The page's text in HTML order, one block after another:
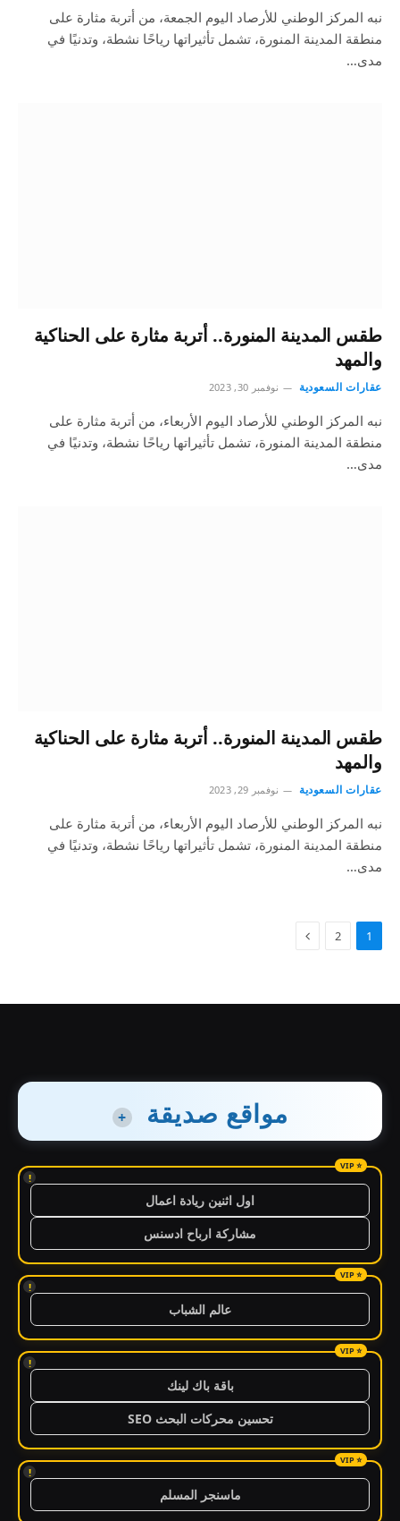
نبه المركز الوطني للأرصاد اليوم الجمعة، من أتربة مثارة على
منطقة المدينة المنورة، تشمل تأثيراتها رياحًا نشطة، وتدنيًا في
مدى…
طقس المدينة المنورة.. أتربة مثارة على الحناكية
والمهد
عقارات السعودية نوفمبر 30, 2023
نبه المركز الوطني للأرصاد اليوم الأربعاء، من أتربة مثارة على
منطقة المدينة المنورة، تشمل تأثيراتها رياحًا نشطة، وتدنيًا في
مدى…
طقس المدينة المنورة.. أتربة مثارة على الحناكية
والمهد
عقارات السعودية نوفمبر 29, 2023
نبه المركز الوطني للأرصاد اليوم الأربعاء، من أتربة مثارة على
منطقة المدينة المنورة، تشمل تأثيراتها رياحًا نشطة، وتدنيًا في
مدى…
1
2
مواقع صديقة +
!
اول اثنين ريادة اعمال
مشاركة ارباح ادسنس
!
عالم الشباب
!
باقة باك لينك
تحسين محركات البحث SEO
!
ماسنجر المسلم